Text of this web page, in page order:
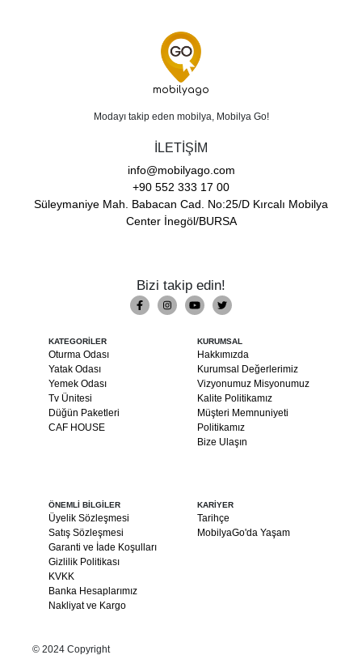
mobilyago
Modayı takip eden mobilya, Mobilya Go!
İLETİŞİM
info@mobilyago.com
+90 552 333 17 00
Süleymaniye Mah. Babacan Cad. No:25/D Kırcalı Mobilya
Center İnegöl/BURSA
Bizi takip edin!
KATEGORİLER
Oturma Odası
Yatak Odası
Yemek Odası
Tv Ünitesi
Düğün Paketleri
CAF HOUSE
KURUMSAL
Hakkımızda
Kurumsal Değerlerimiz
Vizyonumuz Misyonumuz
Kalite Politikamız
Müşteri Memnuniyeti
Politikamız
Bize Ulaşın
ÖNEMLİ BİLGİLER
Üyelik Sözleşmesi
Satış Sözleşmesi
Garanti ve İade Koşulları
Gizlilik Politikası
KVKK
Banka Hesaplarımız
Nakliyat ve Kargo
KARİYER
Tarihçe
MobilyaGo'da Yaşam
© 2024 Copyright